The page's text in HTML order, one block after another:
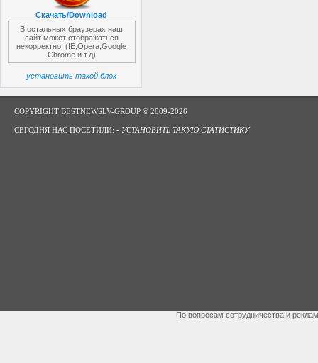
Скачать/Download
В остальных браузерах наш
сайт может отображаться
некорректно! (IE,Opera,Google
Chrome и т.д)
установить такой блок
COPYRIGHT BESTNEWSLV-GROUP © 2009-2026
СЕГОДНЯ НАС ПОСЕТИЛИ: - УСТАНОВИТЬ ТАКУЮ СТАТИСТИКУ
По вопросам сотрудничества и